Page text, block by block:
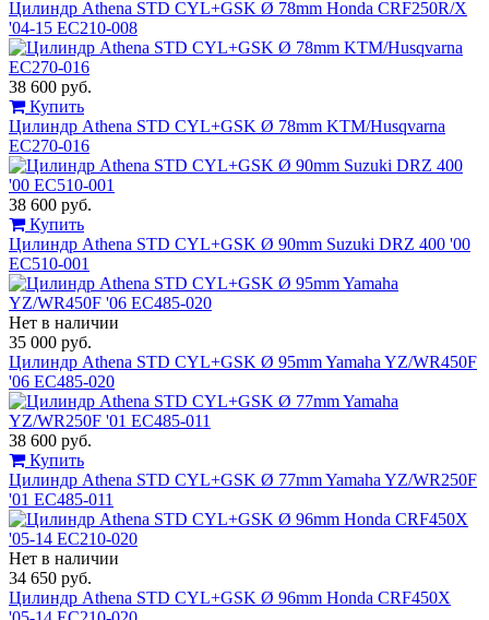
Цилиндр Athena STD CYL+GSK Ø 78mm Honda CRF250R/X
'04-15 EC210-008
38 600 руб.
Купить
Цилиндр Athena STD CYL+GSK Ø 78mm KTM/Husqvarna
EC270-016
38 600 руб.
Купить
Цилиндр Athena STD CYL+GSK Ø 90mm Suzuki DRZ 400 '00
EC510-001
Нет в наличии
35 000 руб.
Цилиндр Athena STD CYL+GSK Ø 95mm Yamaha YZ/WR450F
'06 EC485-020
38 600 руб.
Купить
Цилиндр Athena STD CYL+GSK Ø 77mm Yamaha YZ/WR250F
'01 EC485-011
Нет в наличии
34 650 руб.
Цилиндр Athena STD CYL+GSK Ø 96mm Honda CRF450X